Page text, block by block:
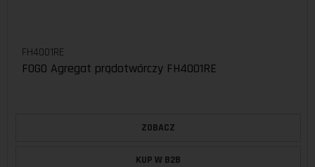
FH4001RE
FOGO Agregat prądotwórczy FH4001RE
ZOBACZ
KUP W B2B